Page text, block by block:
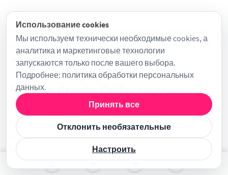
*Note:There are different kind of tests that can be
created in Postman. Try to explore the tool and see
what tests will fit your needs.
How to Create Collections
Collections play an important role in organizing test
suites. It can be imported and exported making it
easy to share collections amongst the team. In this
tutorial, we will learn how to create and execute a
Использование cookies
Мы используем технически необходимые cookies, а
аналитика и маркетинговые технологии
запускаются только после вашего выбора.
Подробнее: политика обработки персональных
данных.
Принять все
Отклонить необязательные
Настроить